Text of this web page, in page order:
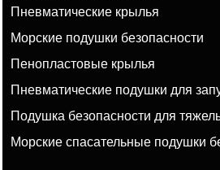
Пневматические крылья
Морские подушки безопасности
Пенопластовые крылья
Пневматические подушки для
Подушка безопасности для
Морские спасательные подушки